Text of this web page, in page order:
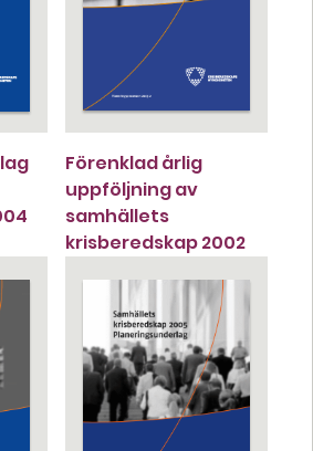
Förenklad årlig
uppföljning av
samhällets
krisberedskap 2002